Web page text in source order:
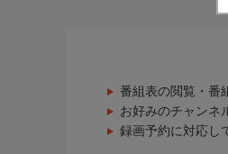
番組表の閲覧・番
お好みのチャンネ
録画予約に対応し